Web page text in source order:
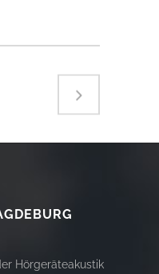
Hörgeräteakustik